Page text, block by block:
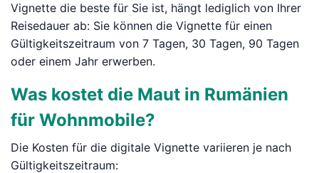
Vignette die beste für Sie ist, hängt lediglich von Ihrer
Reisedauer ab: Sie können die Vignette für einen
Gültigkeitszeitraum von 7 Tagen, 30 Tagen, 90 Tagen
oder einem Jahr erwerben.
Was kostet die Maut in Rumänien
für Wohnmobile?
Die Kosten für die digitale Vignette variieren je nach
Gültigkeitszeitraum: